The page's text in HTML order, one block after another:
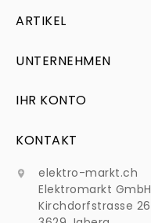
ARTIKEL
UNTERNEHMEN
IHR KONTO
KONTAKT

elektro-markt.ch
Elektromarkt GmbH
Kirchdorfstrasse 26